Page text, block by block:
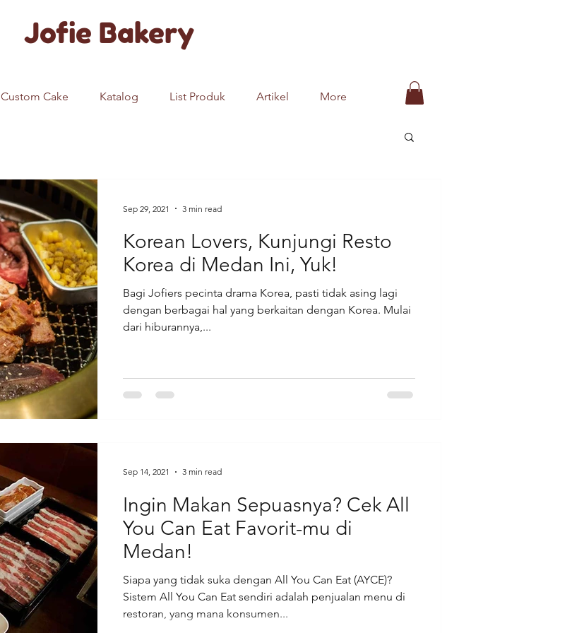
Jofie Bakery
Custom Cake Katalog List Produk Artikel More
Korean Lovers, Kunjungi Resto
Korea di Medan Ini, Yuk!
Bagi Jofiers pecinta drama Korea, pasti tidak asing lagi
dengan berbagai hal yang berkaitan dengan Korea. Mulai
dari hiburannya,...
Sep 29, 2021 3 min read
Ingin Makan Sepuasnya? Cek All
You Can Eat Favorit-mu di
Medan!
Siapa yang tidak suka dengan All You Can Eat (AYCE)?
Sistem All You Can Eat sendiri adalah penjualan menu di
restoran, yang mana konsumen...
Sep 14, 2021 3 min read